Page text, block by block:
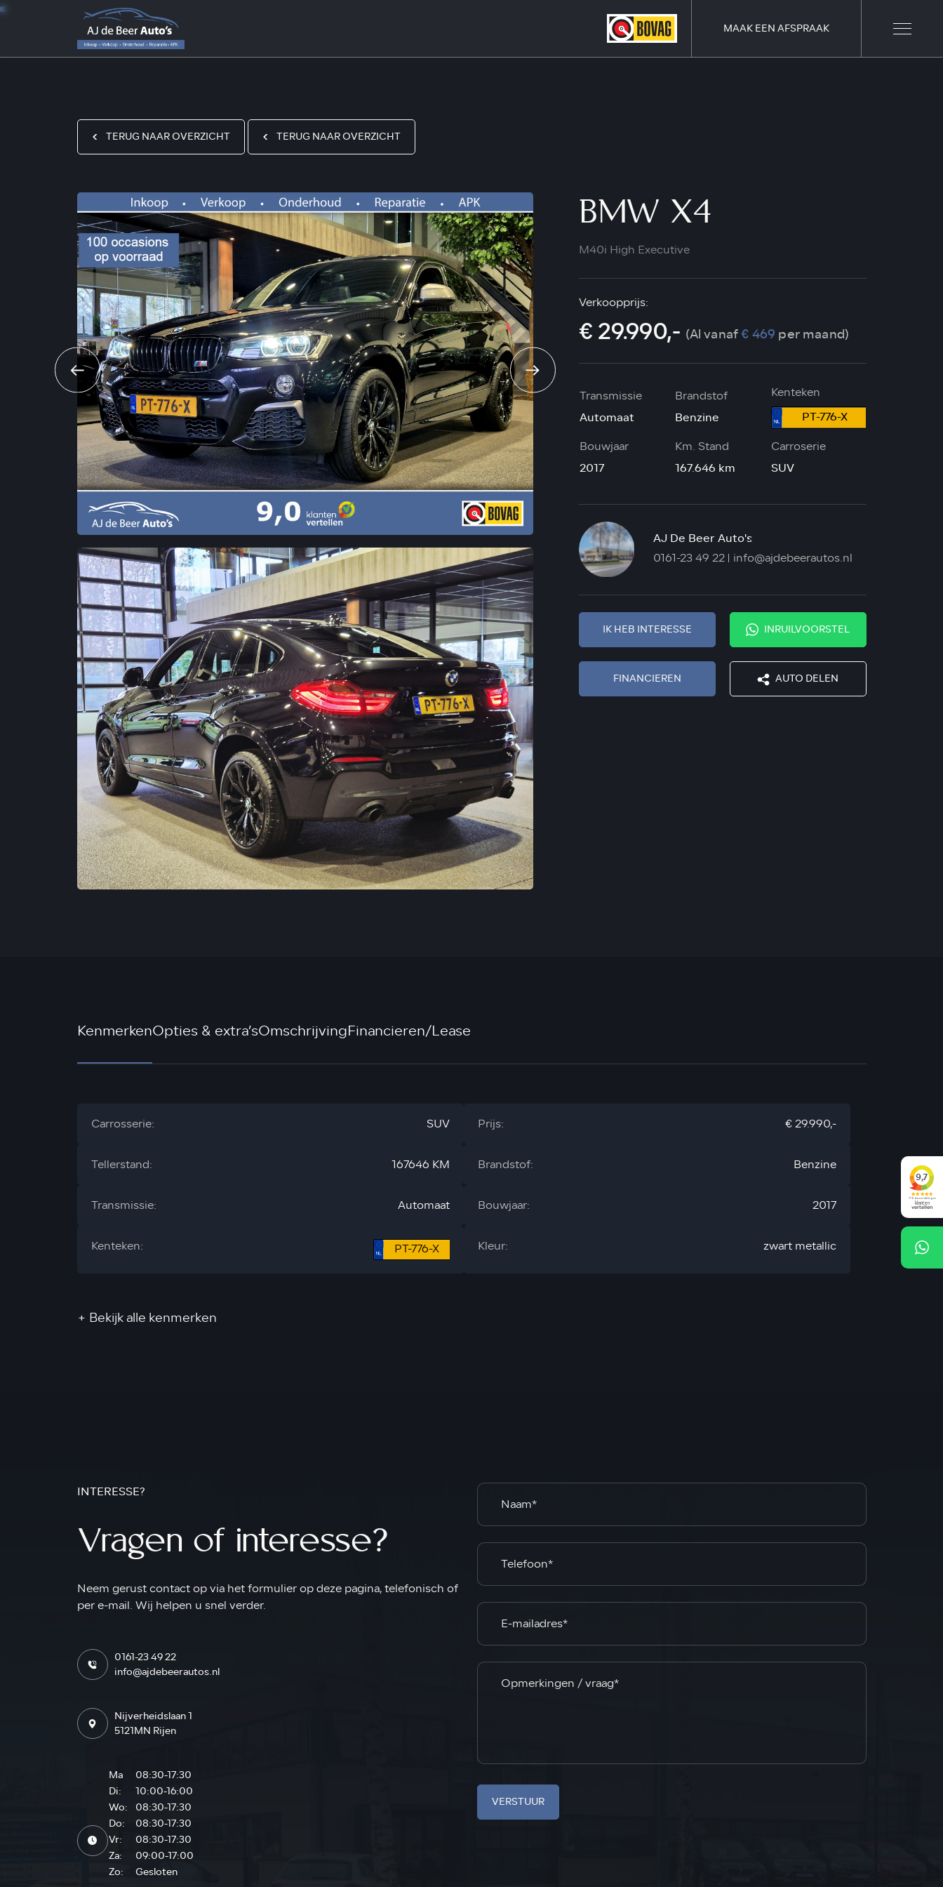
MAAK EEN AFSPRAAK
TERUG NAAR OVERZICHT TERUG NAAR OVERZICHT
BMW X4
M40i High Executive
Verkoopprijs:
€ 29.990,- (Al vanaf€ 469 per maand)
Transmissie
Automaat
Brandstof
Benzine
Kenteken
PT-776-X
Bouwjaar
2017
Km. Stand
167.646 km
Carroserie
SUV
AJ De Beer Auto's
0161-23 49 22 info@ajdebeerautos.nl
IK HEB INTERESSE INRUILVOORSTEL
FINANCIEREN AUTO DELEN
KenmerkenOpties & extra’sOmschrijvingFinancieren/Lease
Carrosserie: SUV Prijs: € 29.990,-
Tellerstand: 167646 KM Brandstof: Benzine
Transmissie: Automaat Bouwjaar: 2017
Kenteken: PT-776-X Kleur: zwart metallic
+ Bekijk alle kenmerken
INTERESSE?
Vragen of interesse?
Neem gerust contact op via het formulier op deze pagina, telefonisch of
per e-mail. Wij helpen u snel verder.
0161-23 49 22
info@ajdebeerautos.nl
Nijverheidslaan 1
5121MN Rijen
Ma
08:30-17:30
Di:
10:00-16:00
Wo:
08:30-17:30
Do:
08:30-17:30
Vr:
08:30-17:30
Za:
09:00-17:00
Zo:
Gesloten
VERSTUUR